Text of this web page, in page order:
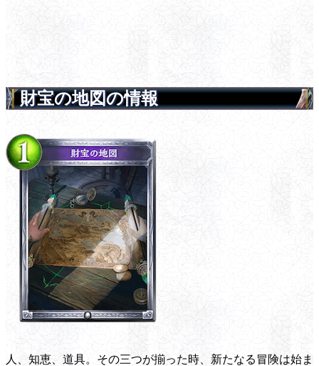
財宝の地図の情報
人、知恵、道具。その三つが揃った時、新たなる冒険は始ま